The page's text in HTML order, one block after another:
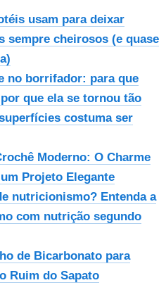
usam para deixar
sempre cheirosos (e quase
no borrifador: para que
que ela se tornou tão
costuma ser
Moderno: O Charme
Projeto Elegante
nutricionismo? Entenda a
com nutrição segundo
de Bicarbonato para
Ruim do Sapato